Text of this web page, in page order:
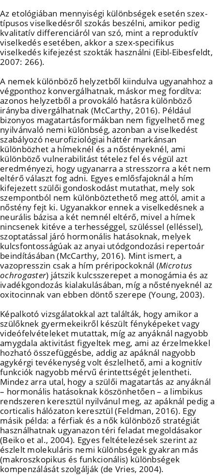
Az etológiában mennyiségi különbségek esetén szex-
típusos viselkedésről szokás beszélni, amikor pedig
kvalitatív differenciáról van szó, mint a reproduktív
viselkedés esetében, akkor a szex-specifikus
viselkedés kifejezést szokták használni (Eibl-Eibesfeldt,
2007: 266).
A nemek különböző helyzetből kiindulva ugyanahhoz a
végponthoz konvergálhatnak, máskor meg fordítva:
azonos helyzetből a provokáló hatásra különböző
irányba divergálhatnak (McCarthy, 2016). Például
bizonyos magatartásformákban nem figyelhető meg
nyilvánvaló nemi különbség, azonban a viselkedést
szabályozó neurofiziológiai háttér markánsan
különbözhet a hímeknél és a nőstényeknél, ami
különböző vulnerabilitást tételez fel és végül azt
eredményezi, hogy ugyanarra a stresszorra a két nem
eltérő választ fog adni. Egyes emlősfajoknál a hím
kifejezett szülői gondoskodást mutathat, mely sok
szempontból nem különböztethető meg attól, amit a
nőstény fejt ki. Ugyanakkor ennek a viselkedésnek a
neurális bázisa a két nemnél eltérő, mivel a hímek
nincsenek kitéve a terhességgel, szüléssel (elléssel),
szoptatással járó hormonális hatásoknak, melyek
kulcsfontosságúak az anyai utódgondozási repertoár
beindításában (McCarthy, 2016). Mint ismert, a
vazopresszin csak a hím préripockoknál (Microtus
ochrogaster) játszik kulcsszerepet a monogámia és az
ivadékgondozás kialakulásában, míg a nőstényeknél az
oxitocinnak van ebben döntő szerepe (Young, 2003).
Képalkotó vizsgálatokkal azt találták, hogy amikor a
szülőknek gyermekeikről készült fényképeket vagy
videófelvételeket mutattak, míg az anyáknál nagyobb
amygdala aktivitást figyeltek meg, ami az érzelmekkel
hozható összefüggésbe, addig az apáknál nagyobb
agykérgi tevékenység volt észlelhető, ami a kognitív
funkciók nagyobb mérvű érintettségét jelentheti.
Mindez arra utal, hogy a szülői magatartás az anyáknál
– hormonális hatásoknak köszönhetően – a limbikus
rendszeren keresztül nyilvánul meg, az apáknál pedig a
corticalis hálózaton keresztül (Feldman, 2016). Egy
másik példa: a férfiak és a nők különböző stratégiát
használhatnak ugyanazon téri feladat megoldásakor
(Beiko et al., 2004). Egyes feltételezések szerint az
észlelt molekuláris nemi különbségek gyakran más
(makroszkopikus és funkcionális) különbségek
kompenzálását szolgálják (de Vries, 2004).